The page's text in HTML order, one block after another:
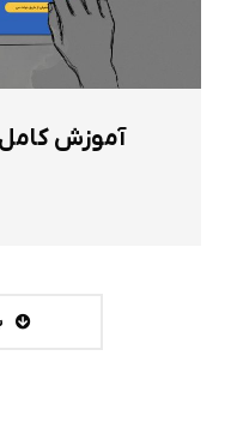
آموزش کامل